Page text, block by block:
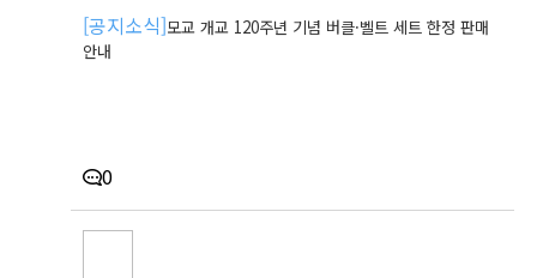
[공지소식]모교 개교 120주년 기념 버클·벨트 세트 한정 판매
안내
0